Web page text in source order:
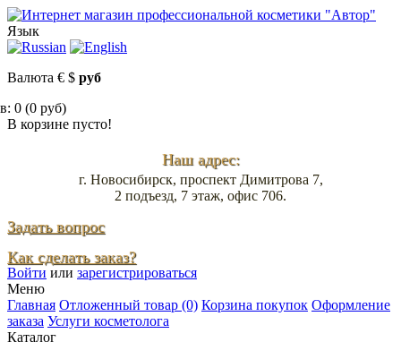
Язык
Валюта € $ руб
0 (0 руб)
В корзине пусто!
Наш адрес:
г. Новосибирск, проспект Димитрова 7,
2 подъезд, 7 этаж, офис 706.
Задать вопрос
Как сделать заказ?
Войти или зарегистрироваться
Меню
Главная Отложенный товар (0) Корзина покупок Оформление
заказа Услуги косметолога
Каталог